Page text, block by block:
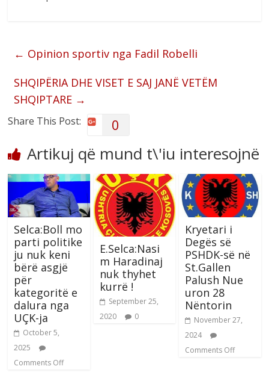
← Opinion sportiv nga Fadil Robelli
SHQIPËRIA DHE VISET E SAJ JANË VETËM
SHQIPTARE →
Share This Post: 0
Artikuj që mund t\'iu interesojnë
Selca:Boll mo
parti politike
ju nuk keni
bërë asgjë
për
kategoritë e
dalura nga
UÇK-ja
October 5,
2025
Comments Off
E.Selca:Nasi
m Haradinaj
nuk thyhet
kurrë !
September 25,
2020
0
Kryetari i
Degës së
PSHDK-së në
St.Gallen
Palush Nue
uron 28
Nëntorin
November 27,
2024
Comments Off